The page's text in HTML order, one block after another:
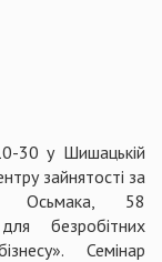
30 у Шишацькій
зайнятості за
Осьмака, 58
безробітних
Семінар